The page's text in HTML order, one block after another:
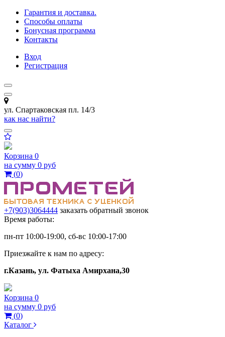
Гарантия и доставка.
Способы оплаты
Бонусная программа
Контакты
Вход
Регистрация
ул. Спартаковская пл. 14/3
как нас найти?
Корзина 0
на сумму 0 руб
(0)
+7(903)3064444 заказать обратный звонок
Время работы:
пн-пт 10:00-19:00, сб-вс 10:00-17:00
Приезжайте к нам по адресу:
г.Казань, ул. Фатыха Амирхана,30
Корзина 0
на сумму 0 руб
(0)
Каталог